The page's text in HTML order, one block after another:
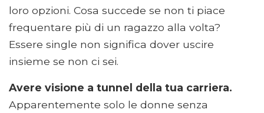
loro opzioni. Cosa succede se non ti piace
frequentare più di un ragazzo alla volta?
Essere single non significa dover uscire
insieme se non ci sei.
Avere visione a tunnel della tua carriera.
Apparentemente solo le donne senza